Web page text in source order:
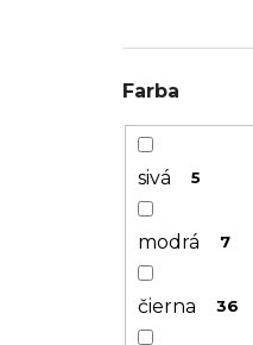
43/46
47/49
46-50
42-46
Farba
sivá 5
modrá 7
čierna 36